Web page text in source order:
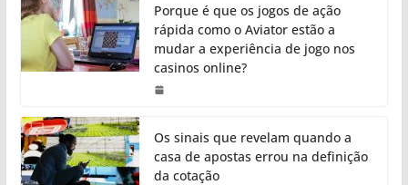
Porque é que os jogos de ação
rápida como o Aviator estão a
mudar a experiência de jogo nos
casinos online?
Os sinais que revelam quando a
casa de apostas errou na definição
da cotação